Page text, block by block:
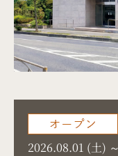
2026.08.01 (土)
イベント情報
お知らせ
お急ぎの方
お客様の声
求人情報